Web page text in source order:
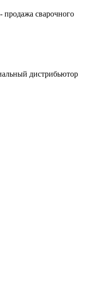
сварочного
дистрибьютор